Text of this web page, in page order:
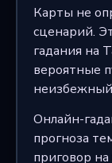
Карты не
сценарий.
гадания на
вероятные
Онлайн-
прогноза
приговор